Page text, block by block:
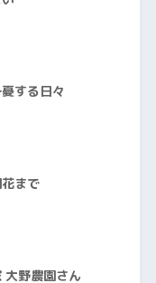
する日々
まで
大野農園さん